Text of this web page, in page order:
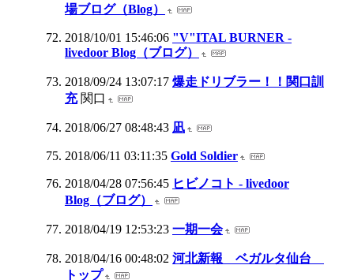
場ブログ（Blog）
2018/10/01 15:46:06 "V"ITAL BURNER -
livedoor Blog（ブログ）
2018/09/24 13:07:17 爆走ドリブラー！！関口訓
充 関口
2018/06/27 08:48:43 凪
2018/06/11 03:11:35 Gold Soldier
2018/04/28 07:56:45 ヒビノコト - livedoor
Blog（ブログ）
2018/04/19 12:53:23 一期一会
2018/04/16 00:48:02 河北新報 ベガルタ仙台
トップ